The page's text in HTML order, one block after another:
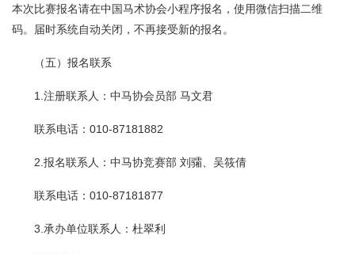
本次比赛报名请在中国马术协会小程序报名，使用微信扫描二维
码。届时系统自动关闭，不再接受新的报名。
（五）报名联系
1.注册联系人：中马协会员部 马文君
联系电话：010-87181882
2.报名联系人：中马协竞赛部 刘骦、吴筱倩
联系电话：010-87181877
3.承办单位联系人：杜翠利